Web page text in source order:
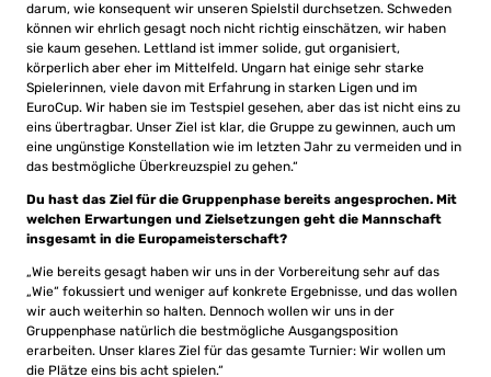
darum, wie konsequent wir unseren Spielstil durchsetzen. Schweden
können wir ehrlich gesagt noch nicht richtig einschätzen, wir haben
sie kaum gesehen. Lettland ist immer solide, gut organisiert,
körperlich aber eher im Mittelfeld. Ungarn hat einige sehr starke
Spielerinnen, viele davon mit Erfahrung in starken Ligen und im
EuroCup. Wir haben sie im Testspiel gesehen, aber das ist nicht eins zu
eins übertragbar. Unser Ziel ist klar, die Gruppe zu gewinnen, auch um
eine ungünstige Konstellation wie im letzten Jahr zu vermeiden und in
das bestmögliche Überkreuzspiel zu gehen.“
Du hast das Ziel für die Gruppenphase bereits angesprochen. Mit
welchen Erwartungen und Zielsetzungen geht die Mannschaft
insgesamt in die Europameisterschaft?
„Wie bereits gesagt haben wir uns in der Vorbereitung sehr auf das
„Wie“ fokussiert und weniger auf konkrete Ergebnisse, und das wollen
wir auch weiterhin so halten. Dennoch wollen wir uns in der
Gruppenphase natürlich die bestmögliche Ausgangsposition
erarbeiten. Unser klares Ziel für das gesamte Turnier: Wir wollen um
die Plätze eins bis acht spielen.“